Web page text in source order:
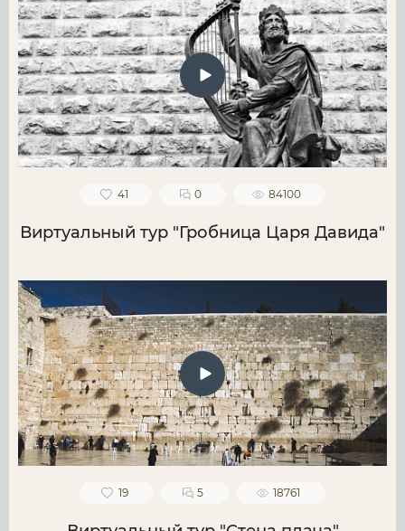
41 0 84100
Виртуальный тур "Гробница Царя Давида"
19 5 18761